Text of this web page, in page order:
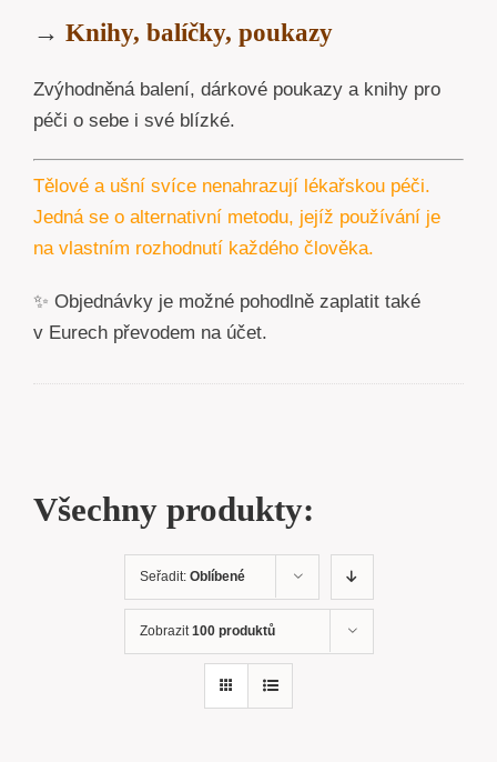
→ Knihy, balíčky, poukazy
Zvýhodněná balení, dárkové poukazy a knihy pro
péči o sebe i své blízké.
Tělové a ušní svíce nenahrazují lékařskou péči.
Jedná se o alternativní metodu, jejíž používání je
na vlastním rozhodnutí každého člověka.
✨ Objednávky je možné pohodlně zaplatit také
v Eurech převodem na účet.
Všechny produkty:
Seřadit: Oblíbené
Zobrazit 100 produktů